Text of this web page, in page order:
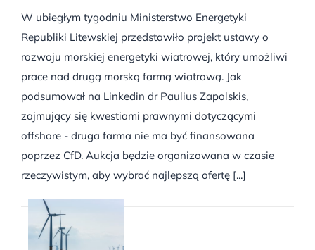
W ubiegłym tygodniu Ministerstwo Energetyki
Republiki Litewskiej przedstawiło projekt ustawy o
rozwoju morskiej energetyki wiatrowej, który umożliwi
prace nad drugą morską farmą wiatrową. Jak
podsumował na Linkedin dr Paulius Zapolskis,
zajmujący się kwestiami prawnymi dotyczącymi
offshore - druga farma nie ma być finansowana
poprzez CfD. Aukcja będzie organizowana w czasie
rzeczywistym, aby wybrać najlepszą ofertę [...]